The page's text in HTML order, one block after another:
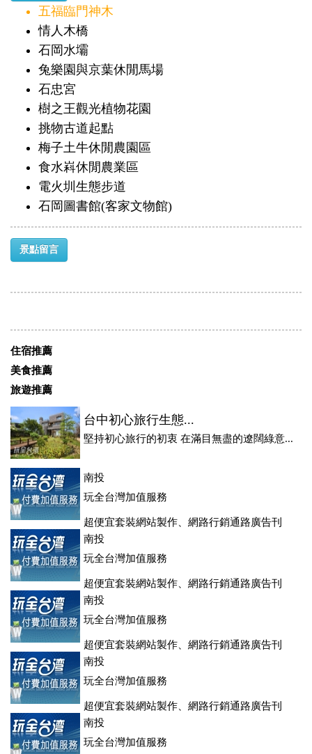
五福臨門神木
情人木橋
石岡水壩
兔樂園與京葉休閒馬場
石忠宮
樹之王觀光植物花園
挑物古道起點
梅子土牛休閒農園區
食水嵙休閒農業區
電火圳生態步道
石岡圖書館(客家文物館)
景點留言
住宿推薦
美食推薦
旅遊推薦
台中初心旅行生態...
堅持初心旅行的初衷 在滿目無盡的遼闊綠意...
南投
玩全台灣加值服務
超便宜套裝網站製作、網路行銷通路廣告刊
登、訂房系統、客房委託旅行社銷售，全面優惠中....
南投
玩全台灣加值服務
超便宜套裝網站製作、網路行銷通路廣告刊
登、訂房系統、客房委託旅行社銷售，全面優惠中....
南投
玩全台灣加值服務
超便宜套裝網站製作、網路行銷通路廣告刊
登、訂房系統、客房委託旅行社銷售，全面優惠中....
南投
玩全台灣加值服務
超便宜套裝網站製作、網路行銷通路廣告刊
登、訂房系統、客房委託旅行社銷售，全面優惠中....
南投
玩全台灣加值服務